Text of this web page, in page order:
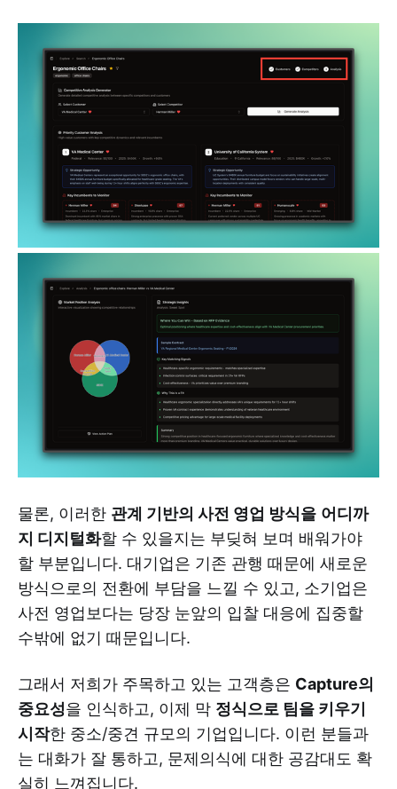
물론, 이러한 관계 기반의 사전 영업 방식을 어디까
지 디지털화할 수 있을지는 부딪혀 보며 배워가야
할 부분입니다. 대기업은 기존 관행 때문에 새로운
방식으로의 전환에 부담을 느낄 수 있고, 소기업은
사전 영업보다는 당장 눈앞의 입찰 대응에 집중할
수밖에 없기 때문입니다.
그래서 저희가 주목하고 있는 고객층은 Capture의
중요성을 인식하고, 이제 막 정식으로 팀을 키우기
시작한 중소/중견 규모의 기업입니다. 이런 분들과
는 대화가 잘 통하고, 문제의식에 대한 공감대도 확
실히 느껴집니다.